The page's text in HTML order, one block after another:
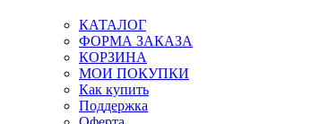
КАТАЛОГ
ФОРМА ЗАКАЗА
КОРЗИНА
МОИ ПОКУПКИ
Как купить
Поддержка